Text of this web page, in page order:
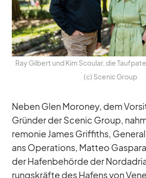
Ray Gil­bert und Kim Scou­lar, die
(c) Scenic Group
Ne­ben Glen Mo­roney, dem
Grün­der der Scenic Group,
re­mo­nie Ja­mes Grif­fiths,
ans Ope­ra­ti­ons, Matteo
der Ha­fen­be­hörde der
rungs­kräfte des Ha­fens von